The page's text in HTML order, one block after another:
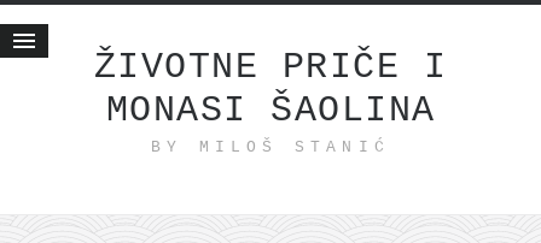
ŽIVOTNE PRIČE I
MONASI ŠAOLINA
BY MILOŠ STANIĆ
Životne priče
internet poslovanje